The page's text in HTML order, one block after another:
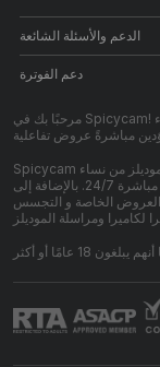
الدعم والأسئلة الشائعة
دعم الفوترة
مرحبًا بك في Spicycam! نحن مجتمع مجاني على الإنترنت حيث يمكنك المجيء
Spicycam مجاني بنسبة 100% والوصول إليه فوري. استعرض مئات الموديلز من نساء
ورجال وأزواج ومتحولات جنسيًا يؤدون عروضًا جنسية مباشرة 24/7. بالإضافة إلى
العروض الخاصة و التجسس